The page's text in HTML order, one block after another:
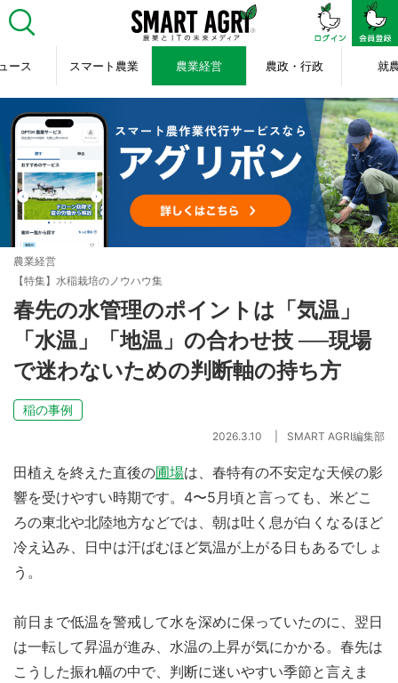
ース スマート農業 農業経営 農政・行政 就
農業経営
【特集】水稲栽培のノウハウ集
春先の水管理のポイントは「気温」
「水温」「地温」の合わせ技 ──現場
で迷わないための判断軸の持ち方
稲の事例
2026.3.10 SMART AGRI編集部
田植えを終えた直後の圃場は、春特有の不安定な天候の影
響を受けやすい時期です。4〜5月頃と言っても、米どこ
ろの東北や北陸地方などでは、朝は吐く息が白くなるほど
冷え込み、日中は汗ばむほど気温が上がる日もあるでしょ
う。
前日まで低温を警戒して水を深めに保っていたのに、翌日
は一転して昇温が進み、水温の上昇が気にかかる。春先は
こうした振れ幅の中で、判断に迷いやすい季節と言えま